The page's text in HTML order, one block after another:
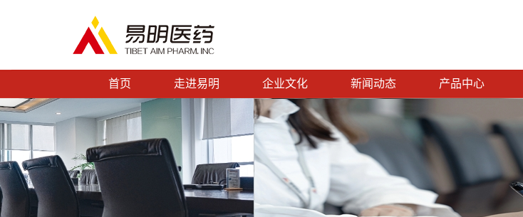
首页 走进易明 企业文化 新闻动态 产品中心